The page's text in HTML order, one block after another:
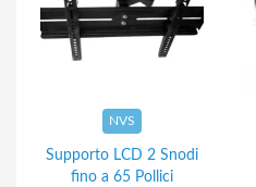
NVS
Supporto LCD 2 Snodi
fino a 65 Pollici